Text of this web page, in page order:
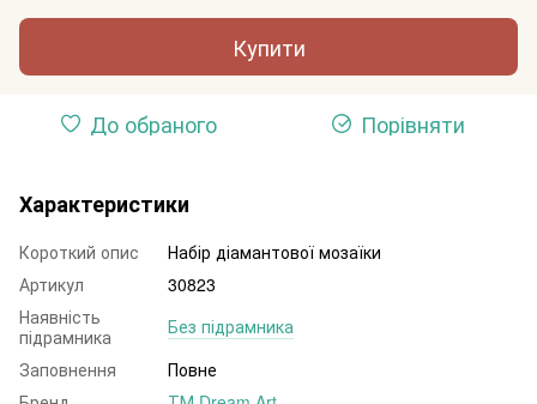
Купити
До обраного Порівняти
Характеристики
Короткий опис
Набір діамантової мозаїки
Артикул
30823
Наявність
підрамника
Без підрамника
Заповнення
Повне